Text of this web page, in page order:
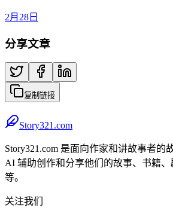
2月28日
分享文章
复制链接
Story321.com
Story321.com 是面向作家和讲故事者的
AI 辅助创作和分享他们的故事、书籍
等。
关注我们